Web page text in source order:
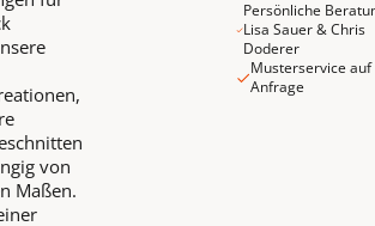
von
Maßen.
Persönliche
Lisa Sauer & Chris
Doderer
Musterservice auf
Anfrage